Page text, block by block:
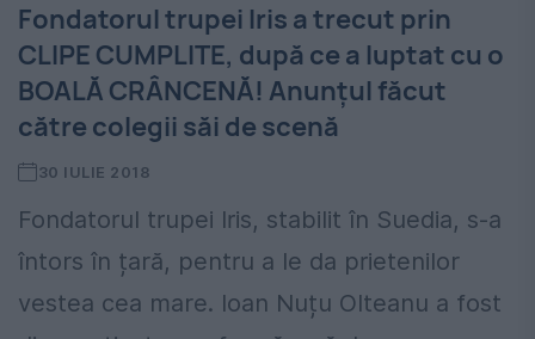
Fondatorul trupei Iris a trecut prin
CLIPE CUMPLITE, după ce a luptat cu o
BOALĂ CRÂNCENĂ! Anunțul făcut
către colegii săi de scenă
30 IULIE 2018
Fondatorul trupei Iris, stabilit în Suedia, s-a
întors în țară, pentru a le da prietenilor
vestea cea mare. Ioan Nuțu Olteanu a fost